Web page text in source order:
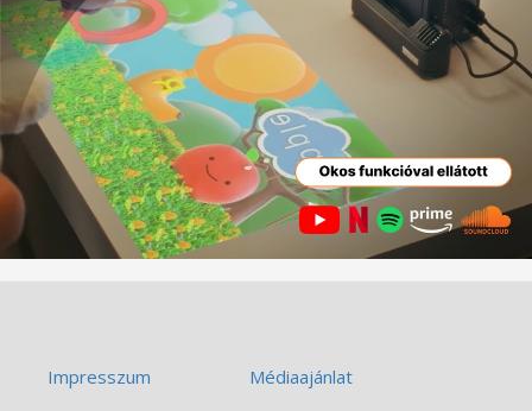
Impresszum Médiaajánlat